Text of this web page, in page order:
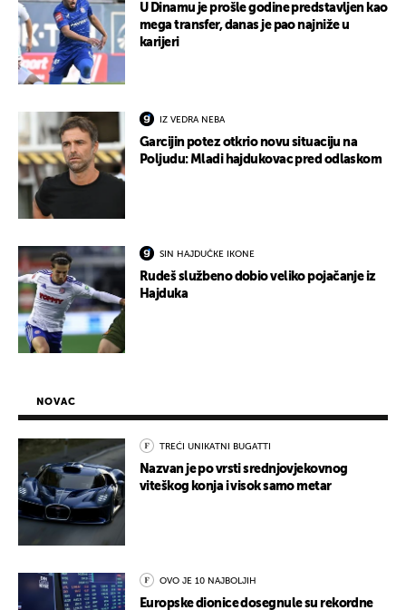
U Dinamu je prošle godine predstavljen kao
mega transfer, danas je pao najniže u
karijeri
IZ VEDRA NEBA
Garcijin potez otkrio novu situaciju na
Poljudu: Mladi hajdukovac pred odlaskom
SIN HAJDUČKE IKONE
Rudeš službeno dobio veliko pojačanje iz
Hajduka
NOVAC
TREĆI UNIKATNI BUGATTI
Nazvan je po vrsti srednjovjekovnog
viteškog konja i visok samo metar
OVO JE 10 NAJBOLJIH
Europske dionice dosegnule su rekordne